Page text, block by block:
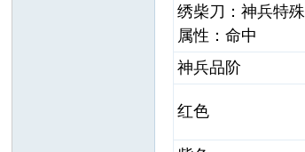
绣柴刀：神兵特殊
属性：命中
神兵品阶
红色